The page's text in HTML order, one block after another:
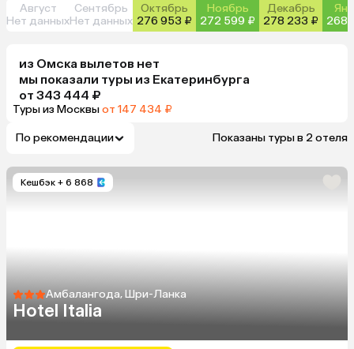
Август
Нет данных
Сентябрь
Нет данных
Октябрь
276 953 ₽
Ноябрь
272 599 ₽
Декабрь
278 233 ₽
268
из Омска вылетов нет
мы показали туры из Екатеринбурга
от 343 444 ₽
Туры из Москвыот 147 434 ₽
По рекомендации Показаны туры в 2 отеля
Кешбэк + 6 868
Амбалангода, Шри-Ланка
Hotel Italia